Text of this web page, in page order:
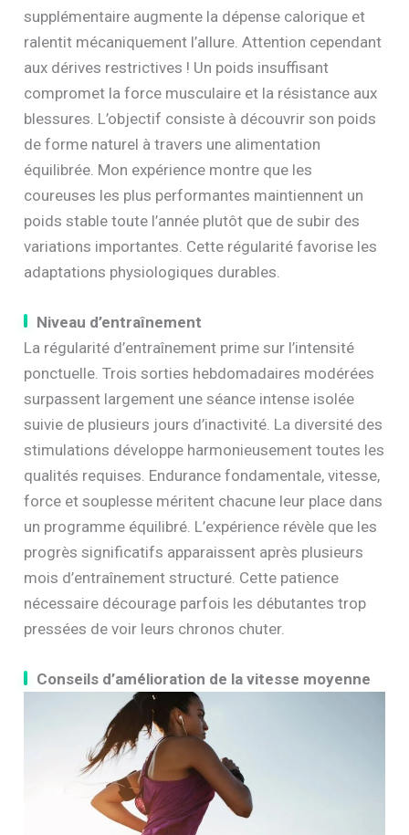
supplémentaire augmente la dépense calorique et
ralentit mécaniquement l’allure. Attention cependant
aux dérives restrictives ! Un poids insuffisant
compromet la force musculaire et la résistance aux
blessures. L’objectif consiste à découvrir son poids
de forme naturel à travers une alimentation
équilibrée. Mon expérience montre que les
coureuses les plus performantes maintiennent un
poids stable toute l’année plutôt que de subir des
variations importantes. Cette régularité favorise les
adaptations physiologiques durables.
Niveau d’entraînement
La régularité d’entraînement prime sur l’intensité
ponctuelle. Trois sorties hebdomadaires modérées
surpassent largement une séance intense isolée
suivie de plusieurs jours d’inactivité. La diversité des
stimulations développe harmonieusement toutes les
qualités requises. Endurance fondamentale, vitesse,
force et souplesse méritent chacune leur place dans
un programme équilibré. L’expérience révèle que les
progrès significatifs apparaissent après plusieurs
mois d’entraînement structuré. Cette patience
nécessaire décourage parfois les débutantes trop
pressées de voir leurs chronos chuter.
Conseils d’amélioration de la vitesse moyenne